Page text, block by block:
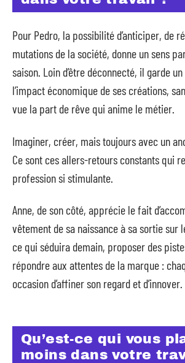
Pour Pedro, la possibilité d’anticiper, de
mutations de la société, donne un sens
saison. Loin d’être déconnecté, il garde
l’impact économique de ses créations,
vue la part de rêve qui anime le métier.
Imaginer, créer, mais toujours avec un
Ce sont ces allers-retours constants qui
profession si stimulante.
Anne, de son côté, apprécie le fait
vêtement de sa naissance à sa sortie sur
ce qui séduira demain, proposer des
répondre aux attentes de la marque :
occasion d’affiner son regard et d’innover.
Qu’est-ce qui vous
moins dans votre